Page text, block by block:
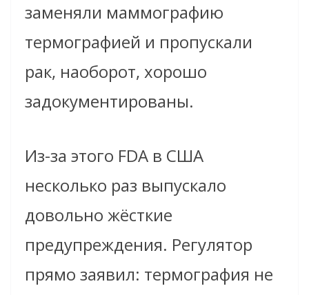
заменяли маммографию
термографией и пропускали
рак, наоборот, хорошо
задокументированы.
Из-за этого FDA в США
несколько раз выпускало
довольно жёсткие
предупреждения. Регулятор
прямо заявил: термография не